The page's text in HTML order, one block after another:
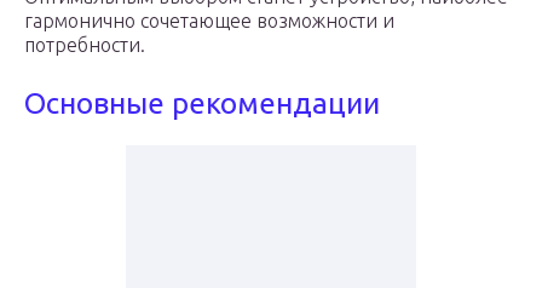
гармонично сочетающее возможности и
потребности.
Основные рекомендации